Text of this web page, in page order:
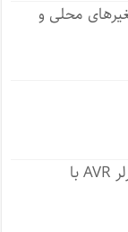
محلی و
دانلود کتاب 11 پروژه میکروکنترلر AVR با